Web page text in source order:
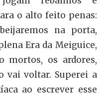
o alto feito penas:
na porta,
Era da Meiguice,
mortos, os ardores,
vai voltar. Superei a
ao escrever esse